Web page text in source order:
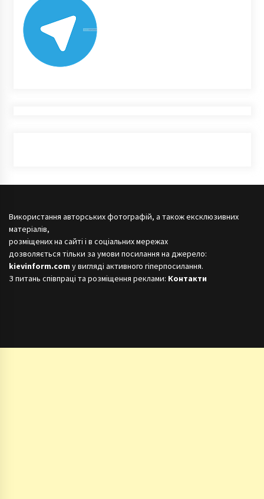
Використання авторських фотографій, а також ексклюзивних
матеріалів,
розміщених на сайті і в соціальних мережах
дозволяється тільки за умови посилання на джерело:
kievinform.com у вигляді активного гіперпосилання.
З питань співпраці та розміщення реклами: Контакти